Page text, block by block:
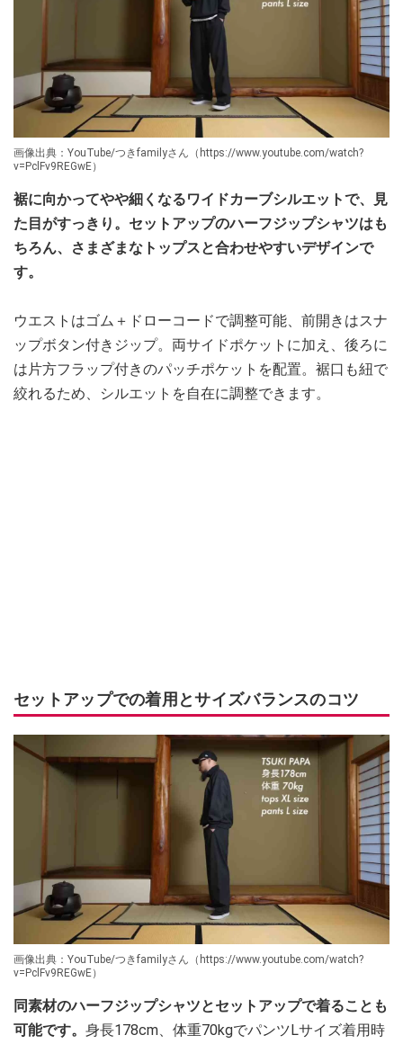
画像出典：YouTube/つきfamilyさん（https://www.youtube.com/watch?
v=PclFv9REGwE）
裾に向かってやや細くなるワイドカーブシルエットで、見
た目がすっきり。セットアップのハーフジップシャツはも
ちろん、さまざまなトップスと合わせやすいデザインで
す。
ウエストはゴム＋ドローコードで調整可能、前開きはスナ
ップボタン付きジップ。両サイドポケットに加え、後ろに
は片方フラップ付きのパッチポケットを配置。裾口も紐で
絞れるため、シルエットを自在に調整できます。
セットアップでの着用とサイズバランスのコツ
画像出典：YouTube/つきfamilyさん（https://www.youtube.com/watch?
v=PclFv9REGwE）
同素材のハーフジップシャツとセットアップで着ることも
可能です。 身長178cm、体重70kgでパンツLサイズ着用時